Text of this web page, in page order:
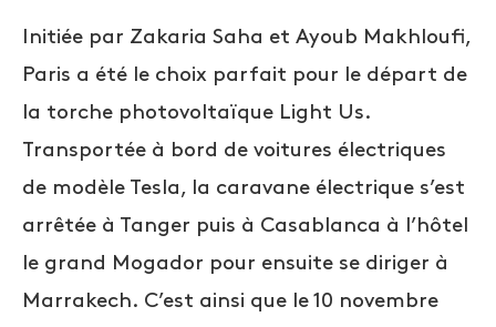
Initiée par Zakaria Saha et Ayoub Makhloufi,
Paris a été le choix parfait pour le départ de
la torche photovoltaïque Light Us.
Transportée à bord de voitures électriques
de modèle Tesla, la caravane électrique s’est
arrêtée à Tanger puis à Casablanca à l’hôtel
le grand Mogador pour ensuite se diriger à
Marrakech. C’est ainsi que le 10 novembre